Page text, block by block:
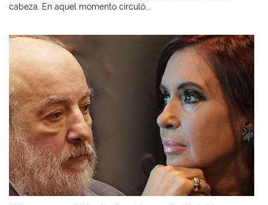
cabeza. En aquel momento circuló...
Imagen